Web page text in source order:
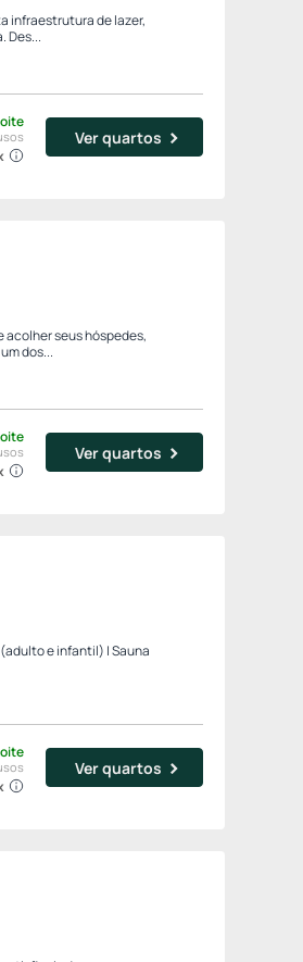
infraestrutura de lazer,
Des...
Ver quartos
acolher seus hóspedes,
dos...
Ver quartos
e infantil) | Sauna
Ver quartos